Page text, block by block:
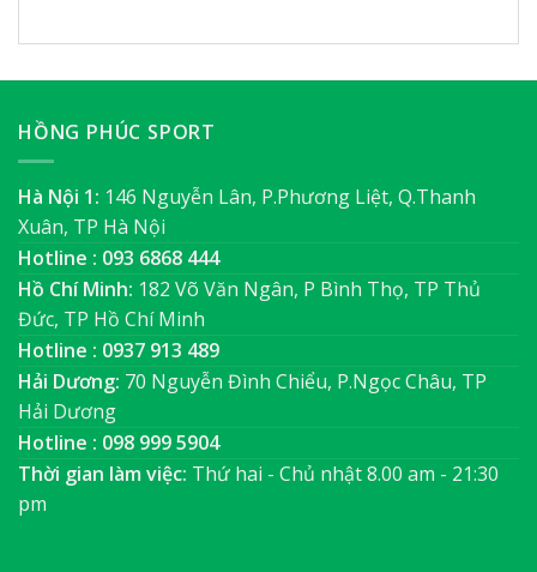
HỒNG PHÚC SPORT
Hà Nội 1: 146 Nguyễn Lân, P.Phương Liệt, Q.Thanh
Xuân, TP Hà Nội
Hotline : 093 6868 444
Hồ Chí Minh: 182 Võ Văn Ngân, P Bình Thọ, TP Thủ
Đức, TP Hồ Chí Minh
Hotline : 0937 913 489
Hải Dương: 70 Nguyễn Đình Chiểu, P.Ngọc Châu, TP
Hải Dương
Hotline : 098 999 5904
Thời gian làm việc: Thứ hai - Chủ nhật 8.00 am - 21:30
pm